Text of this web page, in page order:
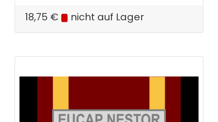
18,75 € nicht auf Lager